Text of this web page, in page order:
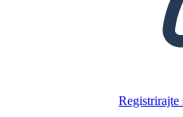
Registrirajte